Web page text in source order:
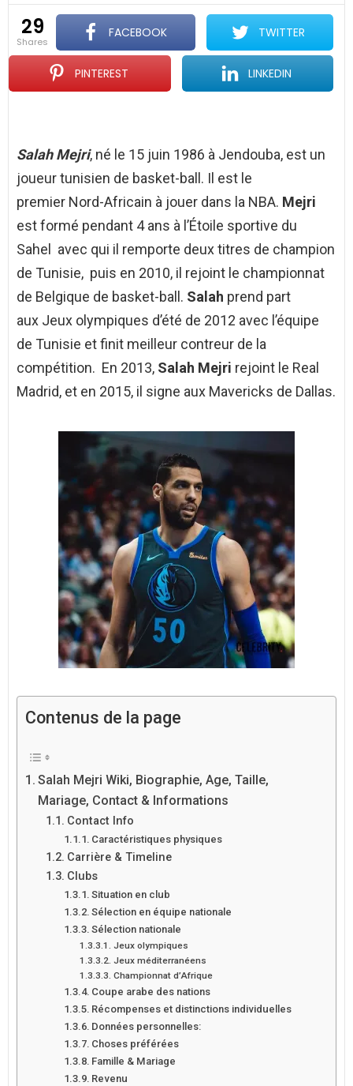
29
shares
FACEBOOK TWITTER
PINTEREST LINKEDIN
Salah Mejri, né le 15 juin 1986 à Jendouba, est un
joueur tunisien de basket-ball. Il est le
premier Nord-Africain à jouer dans la NBA. Mejri
est formé pendant 4 ans à l’Étoile sportive du
Sahel avec qui il remporte deux titres de champion
de Tunisie, puis en 2010, il rejoint le championnat
de Belgique de basket-ball. Salah prend part
aux Jeux olympiques d’été de 2012 avec l’équipe
de Tunisie et finit meilleur contreur de la
compétition. En 2013, Salah Mejri rejoint le Real
Madrid, et en 2015, il signe aux Mavericks de Dallas.
Contenus de la page
Salah Mejri Wiki, Biographie, Age, Taille,
Mariage, Contact & Informations
Contact Info
Caractéristiques physiques
Carrière & Timeline
Clubs
Situation en club
Sélection en équipe nationale
Sélection nationale
Jeux olympiques
Jeux méditerranéens
Championnat d’Afrique
Coupe arabe des nations
Récompenses et distinctions individuelles
Données personnelles:
Choses préférées
Famille & Mariage
Revenu